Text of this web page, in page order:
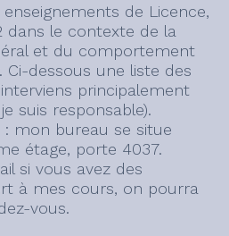
enseignements de Licence,
dans le contexte de la
et du comportement
Ci-dessous une liste des
principalement
suis responsable).
: mon bureau se situe
étage, porte 4037.
si vous avez des
à mes cours, on pourra
vous.